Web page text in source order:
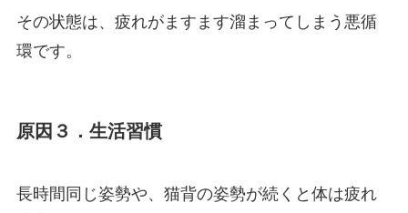
その状態は、疲れがますます溜まってしまう悪循
環です。
原因３．生活習慣
長時間同じ姿勢や、猫背の姿勢が続くと体は疲れ